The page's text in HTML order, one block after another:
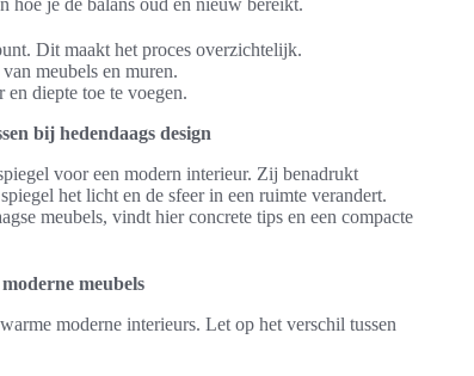
Dit maakt het proces overzichtelijk.
meubels en muren.
en diepte toe te voegen.
bij hedendaags design
voor een modern interieur. Zij benadrukt
het licht en de sfeer in een ruimte verandert.
meubels, vindt hier concrete tips en een compacte
meubels
moderne interieurs. Let op het verschil tussen